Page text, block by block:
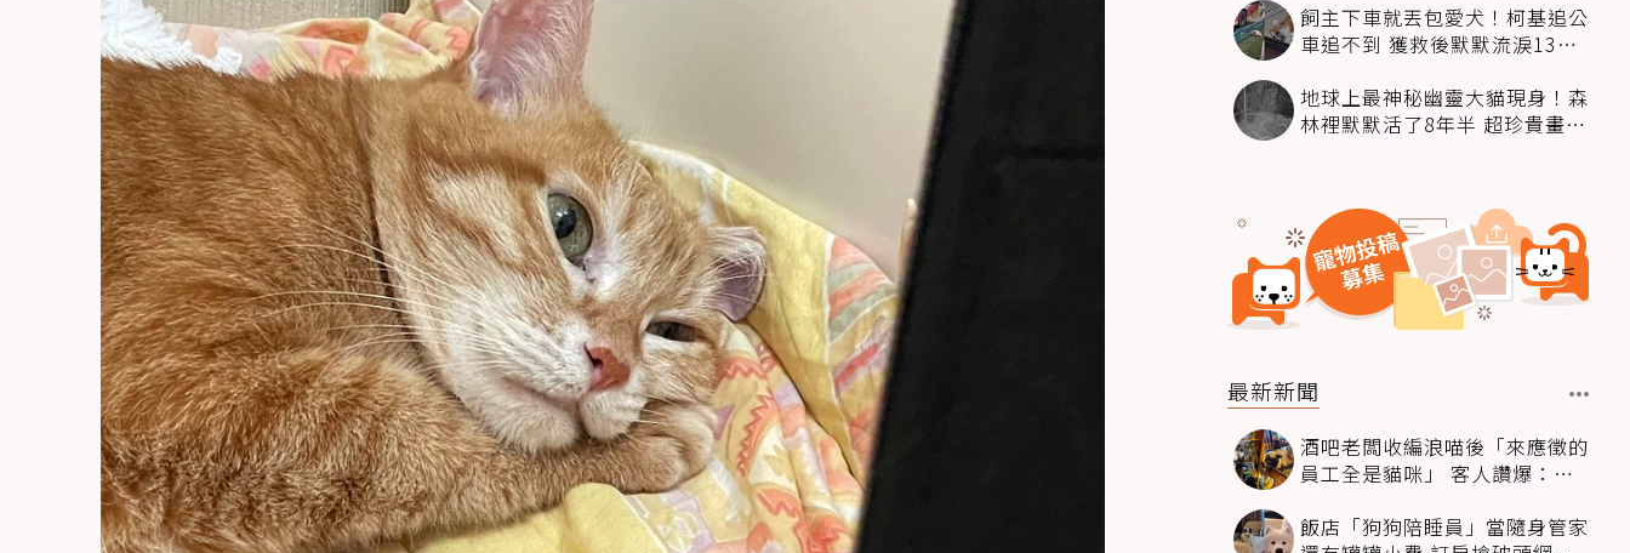
飼主下車就丟包愛犬！柯基追公
車追不到 獲救後默默流淚13萬
地球上最神秘幽靈大貓現身！森
林裡默默活了8年半 超珍貴畫面
最新新聞
酒吧老闆收編浪喵後「來應徵的
員工全是貓咪」 客人讚爆：來
飯店「狗狗陪睡員」當隨身管家